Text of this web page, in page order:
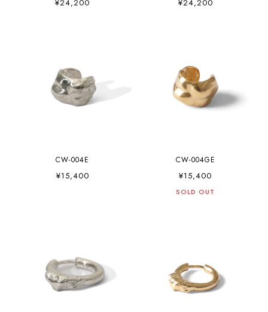
¥24,200 ¥24,200
CW-004E
¥15,400
CW-004GE
¥15,400
SOLD OUT